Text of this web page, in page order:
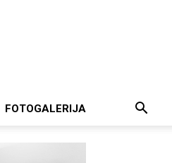
FOTOGALERIJA